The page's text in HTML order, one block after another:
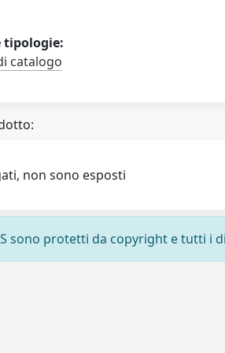
tipologie:
catalogo
non sono esposti
sono protetti da copyright e tutti i